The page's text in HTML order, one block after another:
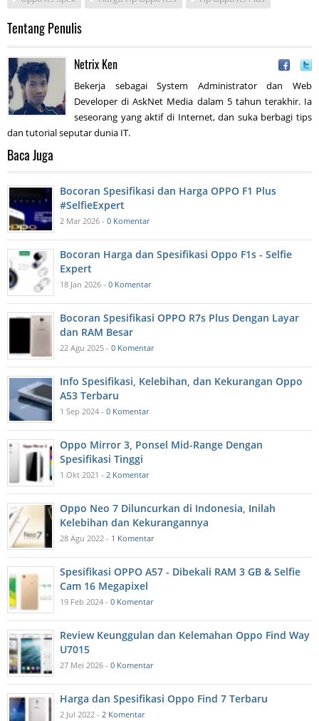
Tentang Penulis
Netrix Ken
Bekerja sebagai System Administrator dan Web
Developer di AskNet Media dalam 5 tahun terakhir. Ia
seseorang yang aktif di Internet, dan suka berbagi tips
dan tutorial seputar dunia IT.
Baca Juga
Bocoran Spesifikasi dan Harga OPPO F1 Plus
#SelfieExpert
2 Mar 2026 - 0 Komentar
Bocoran Harga dan Spesifikasi Oppo F1s - Selfie
Expert
18 Jan 2026 - 0 Komentar
Bocoran Spesifikasi OPPO R7s Plus Dengan Layar
dan RAM Besar
22 Agu 2025 - 0 Komentar
Info Spesifikasi, Kelebihan, dan Kekurangan Oppo
A53 Terbaru
1 Sep 2024 - 0 Komentar
Oppo Mirror 3, Ponsel Mid-Range Dengan
Spesifikasi Tinggi
1 Okt 2021 - 2 Komentar
Oppo Neo 7 Diluncurkan di Indonesia, Inilah
Kelebihan dan Kekurangannya
28 Agu 2022 - 1 Komentar
Spesifikasi OPPO A57 - Dibekali RAM 3 GB & Selfie
Cam 16 Megapixel
19 Feb 2024 - 0 Komentar
Review Keunggulan dan Kelemahan Oppo Find Way
U7015
27 Mei 2026 - 0 Komentar
Harga dan Spesifikasi Oppo Find 7 Terbaru
2 Jul 2022 - 2 Komentar